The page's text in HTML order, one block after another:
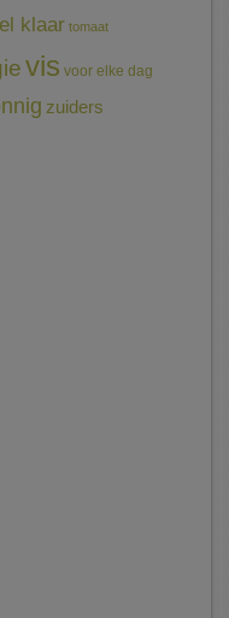
klaar tomaat
vis voor elke dag
zuiders